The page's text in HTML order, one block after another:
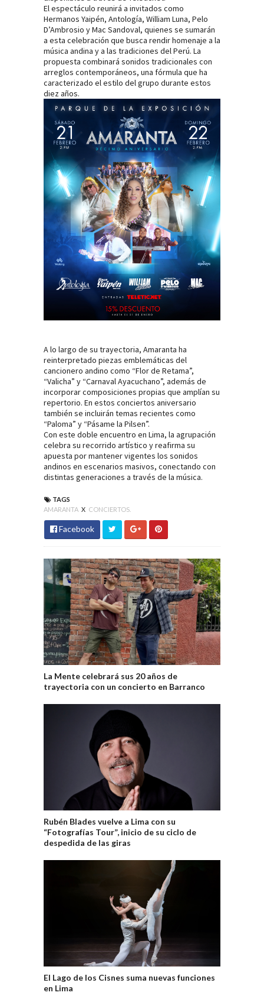
El espectáculo reunirá a invitados como
Hermanos Yaipén, Antología, William Luna, Pelo
D’Ambrosio y Mac Sandoval, quienes se sumarán
a esta celebración que busca rendir homenaje a la
música andina y a las tradiciones del Perú. La
propuesta combinará sonidos tradicionales con
arreglos contemporáneos, una fórmula que ha
caracterizado el estilo del grupo durante estos
diez años.
A lo largo de su trayectoria, Amaranta ha
reinterpretado piezas emblemáticas del
cancionero andino como “Flor de Retama”,
“Valicha” y “Carnaval Ayacuchano”, además de
incorporar composiciones propias que amplían su
repertorio. En estos conciertos aniversario
también se incluirán temas recientes como
“Paloma” y “Pásame la Pilsen”.
Con este doble encuentro en Lima, la agrupación
celebra su recorrido artístico y reafirma su
apuesta por mantener vigentes los sonidos
andinos en escenarios masivos, conectando con
distintas generaciones a través de la música.
TAGS
AMARANTA X CONCIERTOS.
Facebook
La Mente celebrará sus 20 años de
trayectoria con un concierto en Barranco
Rubén Blades vuelve a Lima con su
“Fotografías Tour”, inicio de su ciclo de
despedida de las giras
El Lago de los Cisnes suma nuevas funciones
en Lima